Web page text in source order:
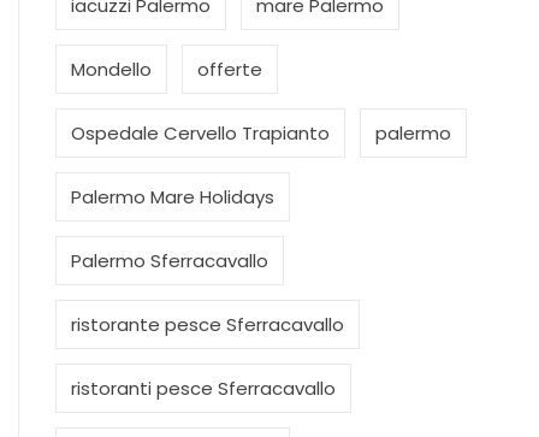
Mondello offerte
Ospedale Cervello Trapianto palermo
Palermo Mare Holidays
Palermo Sferracavallo
ristorante pesce Sferracavallo
ristoranti pesce Sferracavallo